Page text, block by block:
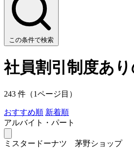
この条件で検索
社員割引制度あ
243 件（1ページ目）
おすすめ順 新着順
アルバイト・パート
ミスタードーナツ 茅野ショップ